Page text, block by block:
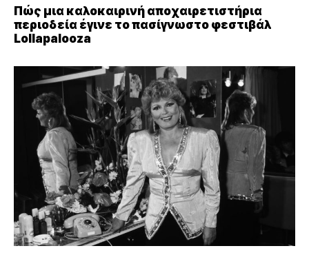
Πώς μια καλοκαιρινή αποχαιρετιστήρια
περιοδεία έγινε το πασίγνωστο φεστιβάλ
Lollapalooza